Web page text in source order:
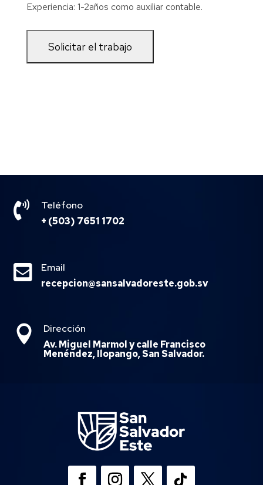
Experiencia: 1-2años como auxiliar contable.

Teléfono
+ (503) 7651 1702

Email
recepcion@sansalvadoreste.gob.sv

Dirección
Av. Miguel Marmol y calle Francisco
Menéndez, Ilopango, San Salvador.